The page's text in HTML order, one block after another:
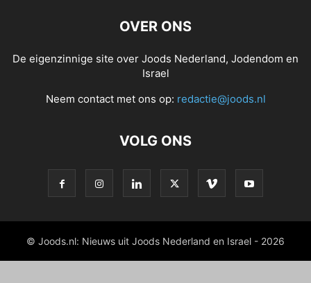
OVER ONS
De eigenzinnige site over Joods Nederland, Jodendom en
Israel
Neem contact met ons op: redactie@joods.nl
VOLG ONS
© Joods.nl: Nieuws uit Joods Nederland en Israel - 2026